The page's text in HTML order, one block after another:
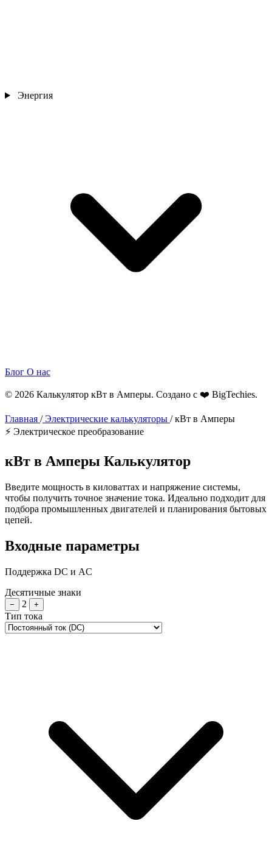
Энергия
Блог О нас
© 2026 Калькулятор кВт в Амперы. Создано с ❤️ BigTechies.
Главная /Электрические калькуляторы /кВт в Амперы
⚡ Электрическое преобразование
кВт в Амперы Калькулятор
Введите мощность в киловаттах и напряжение системы,
чтобы получить точное значение тока. Идеально подходит для
подбора промышленных двигателей и планирования бытовых
цепей.
Входные параметры
Поддержка DC и AC
Десятичные знаки
− 2 +
Тип тока